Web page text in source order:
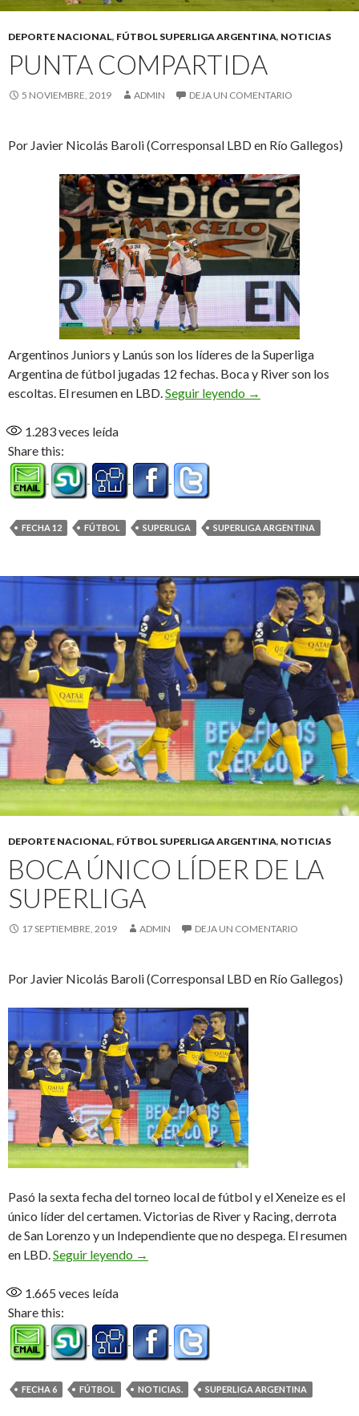
DEPORTE NACIONAL, FÚTBOL SUPERLIGA ARGENTINA, NOTICIAS
PUNTA COMPARTIDA
5 NOVIEMBRE, 2019 ADMIN DEJA UN COMENTARIO
Por Javier Nicolás Baroli (Corresponsal LBD en Río Gallegos)
Argentinos Juniors y Lanús son los líderes de la Superliga
Argentina de fútbol jugadas 12 fechas. Boca y River son los
escoltas. El resumen en LBD.Seguir leyendo Punta compartida
→
1.283veces leída
Share this:
FECHA 12 FÚTBOL SUPERLIGA SUPERLIGA ARGENTINA
DEPORTE NACIONAL, FÚTBOL SUPERLIGA ARGENTINA, NOTICIAS
BOCA ÚNICO LÍDER DE LA
SUPERLIGA
17 SEPTIEMBRE, 2019 ADMIN DEJA UN COMENTARIO
Por Javier Nicolás Baroli (Corresponsal LBD en Río Gallegos)
Pasó la sexta fecha del torneo local de fútbol y el Xeneize es el
único líder del certamen. Victorias de River y Racing, derrota
de San Lorenzo y un Independiente que no despega. El resumen
en LBD. Seguir leyendo Boca único líder de la Superliga
→
1.665 veces leída
Share this:
FECHA 6 FÚTBOL NOTICIAS. SUPERLIGA ARGENTINA